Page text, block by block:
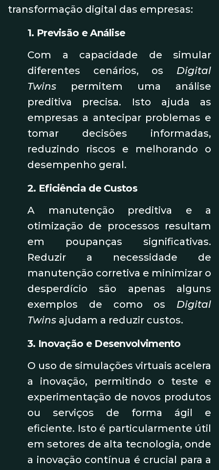
transformação digital das empresas:
1. Previsão e Análise
Com a capacidade de simular
diferentes cenários, os Digital
Twins permitem uma análise
preditiva precisa. Isto ajuda as
empresas a antecipar problemas e
tomar decisões informadas,
reduzindo riscos e melhorando o
desempenho geral.
2. Eficiência de Custos
A manutenção preditiva e a
otimização de processos resultam
em poupanças significativas.
Reduzir a necessidade de
manutenção corretiva e minimizar o
desperdício são apenas alguns
exemplos de como os Digital
Twins ajudam a reduzir custos.
3. Inovação e Desenvolvimento
O uso de simulações virtuais acelera
a inovação, permitindo o teste e
experimentação de novos produtos
ou serviços de forma ágil e
eficiente. Isto é particularmente útil
em setores de alta tecnologia, onde
a inovação contínua é crucial para a